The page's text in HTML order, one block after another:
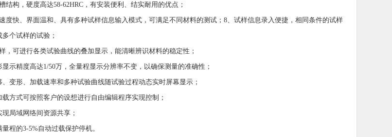
结构，硬度高达58-62HRC，有安装便利、结实耐用的优点；
度快、界面温和、具有多种试样信息输入模式，可满足不同材料的测试；8、试样信息录入便捷，相同条件的试样
个试样的试验；
，可进行各类试验曲线的叠加显示，能清晰辨识材料的稳定性；
显示精度高达1/50万，全量程显示分辨率不变，以确保测量的准确性；
、变形、加载速率和多种试验曲线随试验过程动态实时屏幕显示；
载方式可按照客户的设想进行自由编辑程序实现控制；
局域网络间资源共享；
程的3-5%自动过载保护停机。